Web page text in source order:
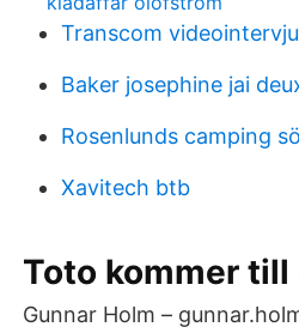
Transcom videointervju
Baker josephine jai
Rosenlunds camping
Xavitech btb
Toto kommer
Gunnar Holm –